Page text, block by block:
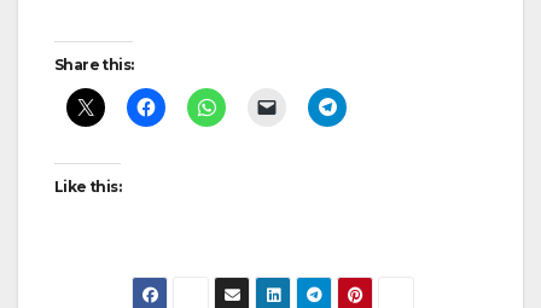
Post
navigation
Share this:
Like this: